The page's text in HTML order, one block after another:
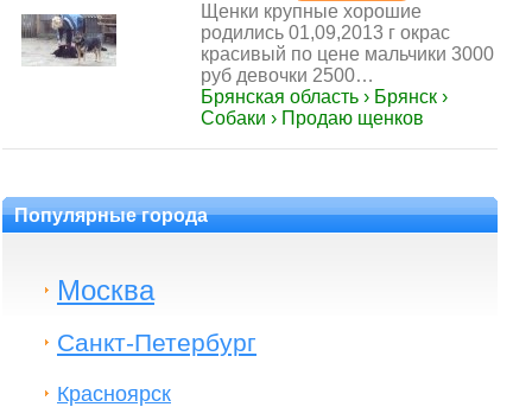
Щенки крупные хорошие
родились 01,09,2013 г окрас
красивый по цене мальчики 3000
руб девочки 2500…
Брянская область › Брянск ›
Собаки › Продаю щенков
Популярные города
Москва
Санкт-Петербург
Красноярск